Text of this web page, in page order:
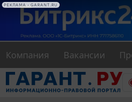
Компания Вакансии
РЕКЛАМА • GARANT.RU